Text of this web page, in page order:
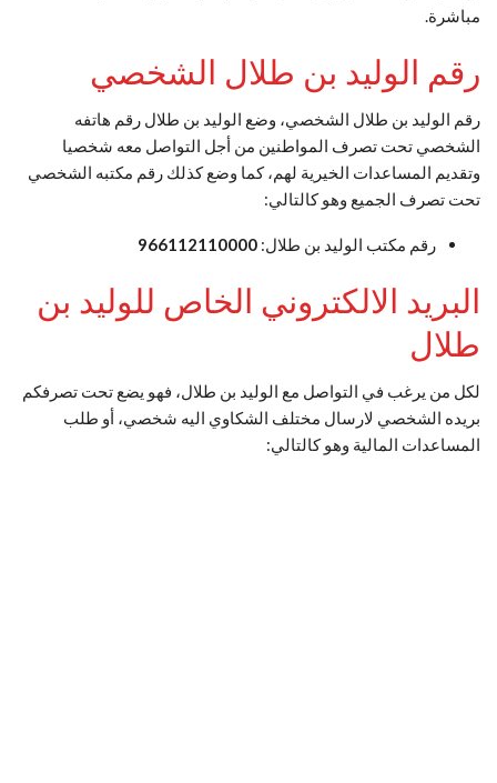
مباشرة.
رقم الوليد بن طلال الشخصي
رقم الوليد بن طلال الشخصي، وضع الوليد بن طلال رقم هاتفه
الشخصي تحت تصرف المواطنين من أجل التواصل معه شخصيا
وتقديم المساعدات الخيرية لهم، كما وضع كذلك رقم مكتبه الشخصي
تحت تصرف الجميع وهو كالتالي:
رقم مكتب الوليد بن طلال: 966112110000
البريد الالكتروني الخاص للوليد بن
طلال
لكل من يرغب في التواصل مع الوليد بن طلال، فهو يضع تحت تصرفكم
بريده الشخصي لارسال مختلف الشكاوي اليه شخصي، أو طلب
المساعدات المالية وهو كالتالي: